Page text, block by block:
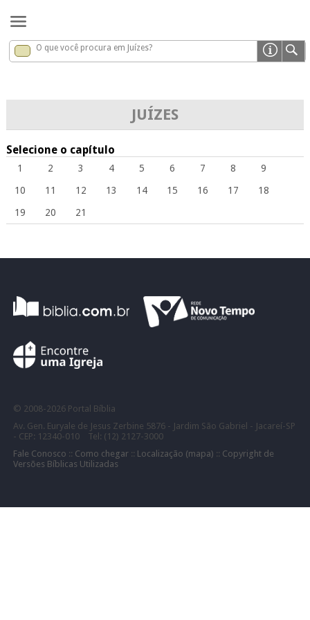
Juízes x
O que você procura em Juízes?
JUÍZES
Selecione o capítulo
1 2 3 4 5 6 7 8
9
10
11 12 13 14 15 16 17
18
19
20 21
© 2008- 2026 Portal Bíblia
Av. Gen. Euryale de Jesus Zerbine 5876 - Jardim São Gabriel - Jacareí-SP
- CEP: 12340-010 Tel: (12) 2127-3000
Fale Conosco :: Como chegar:: Localização (mapa) :: Copyright de
Versões Bíblicas Utilizadas